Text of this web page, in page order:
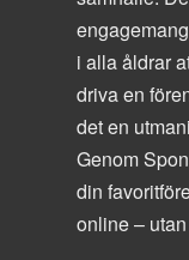
i alla åldrar
driva en
det en
Genom
din
online –